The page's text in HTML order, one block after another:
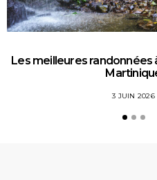
Les meilleures randonnées
3 JUIN 2026